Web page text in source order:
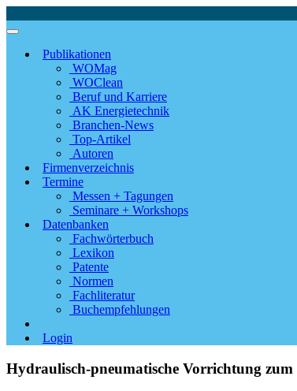
Publikationen
WOMag
WOClean
Beruf und Karriere
AK Energietechnik
Branchen-News
Top-Artikel
Autoren
Firmenverzeichnis
Termine
Messen + Tagungen
Seminare + Workshops
Datenbanken
Fachwörterbuch
Lexikon
Patente
Normen
Fachliteratur
Buchempfehlungen
Login
Hydraulisch-pneumatische Vorrichtung